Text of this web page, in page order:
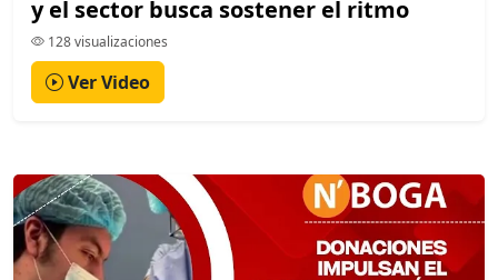
y el sector busca sostener el ritmo
128 visualizaciones
Ver Video